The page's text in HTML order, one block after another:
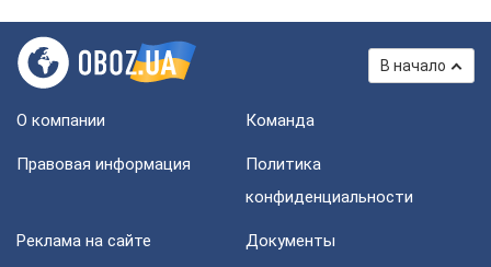
В начало
О компании Команда
Правовая информация
Политика
конфиденциальности
Реклама на сайте Документы